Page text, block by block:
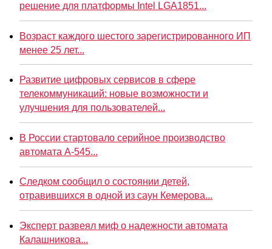
решение для платформы Intel LGA1851...
Возраст каждого шестого зарегистрированного ИП
менее 25 лет...
Развитие цифровых сервисов в сфере
телекоммуникаций: новые возможности и
улучшения для пользователей...
В России стартовало серийное производство
автомата А-545...
Следком сообщил о состоянии детей,
отравившихся в одной из саун Кемерова...
Эксперт развеял миф о надежности автомата
Калашникова...